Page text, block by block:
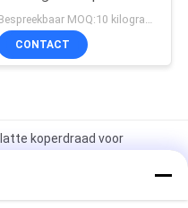
Winden
CONTACT
koperdraad voor
koperen platte